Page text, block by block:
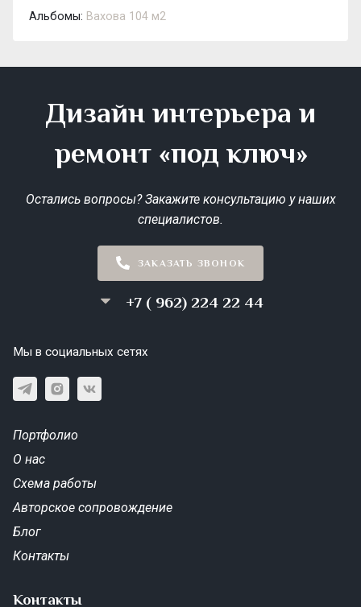
Альбомы: Вахова 104 м2
Дизайн интерьера и
ремонт «под ключ»
Остались вопросы? Закажите консультацию у наших
специалистов.
ЗАКАЗАТЬ ЗВОНОК
+7 ( 962) 224 22 44
Мы в социальных сетях
Портфолио
О нас
Схема работы
Авторское сопровождение
Блог
Контакты
Контакты